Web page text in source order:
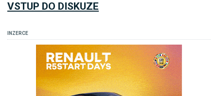
VSTUP DO DISKUZE
INZERCE